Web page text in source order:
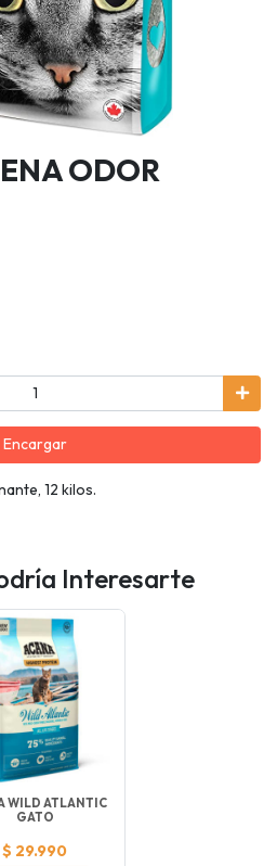
ODOR
Encargar
12 kilos.
Interesarte
WILD ATLANTIC
GATO
$ 29.990